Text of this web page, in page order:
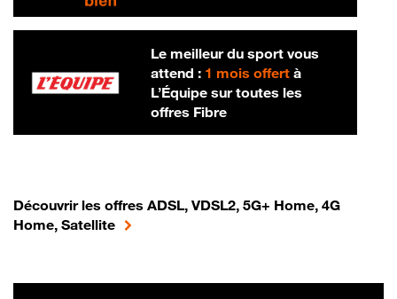
Le meilleur du sport vous
attend : 1 mois offertà
L’Équipe sur toutes les
offres Fibre
Découvrir les offres ADSL, VDSL2, 5G+ Home, 4G
Home, Satellite